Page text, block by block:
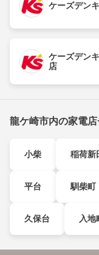
ケーズデン
ケーズデン
店
龍ケ崎市内の家電
小柴 稲荷新
平台 馴柴町
久保台 入地